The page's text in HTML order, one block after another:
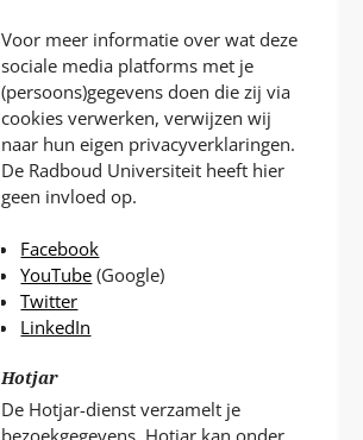
Voor meer informatie over wat deze
sociale media platforms met je
(persoons)gegevens doen die zij via
cookies verwerken, verwijzen wij
naar hun eigen privacyverklaringen.
De Radboud Universiteit heeft hier
geen invloed op.
Facebook
YouTube (Google)
Twitter
LinkedIn
Hotjar
De Hotjar-dienst verzamelt je
bezoekgegevens. Hotjar kan onder